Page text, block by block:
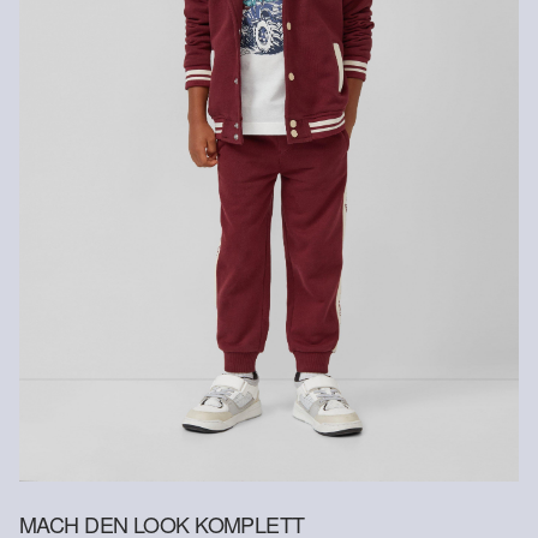
Trocknen mit reduzierter thermischer Belastung
Rückerstattungsbetrag abgezogen.
Gastkunden können ihre Artikel innerhalb von 14 Tagen nach
Erhalt der Ware an uns zurückschicken. Fashion Card und VIP
Kunden haben nach Erhalt der Ware 30 Tage Zeit, um ihre Artikel
Weitere Informationen sind unserer „Hilfe & FAQ
HIERonline anmelden.
MACH DEN LOOK KOMPLETT